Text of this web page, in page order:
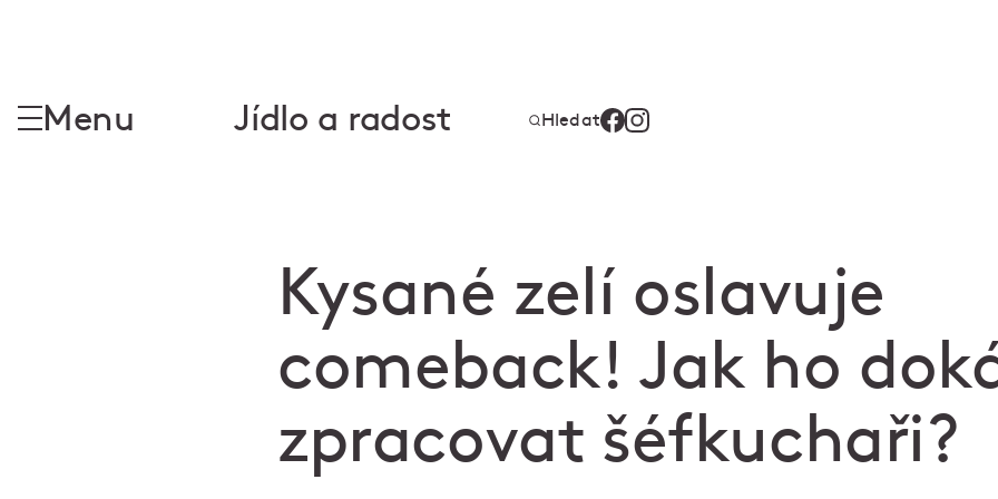
Menu Jídlo a radost Hledat
Kysané zelí oslavuje
comeback! Jak ho
zpracovat šéfkuchaři?